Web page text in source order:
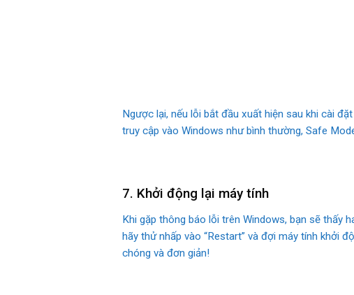
Ngược lại, nếu lỗi bắt đầu xuất hiện sau khi cài
truy cập vào Windows như bình thường, Safe
7. Khởi động lại máy tính
Khi gặp thông báo lỗi trên Windows, bạn sẽ thấy
hãy thử nhấp vào “Restart” và đợi máy tính khởi
chóng và đơn giản!